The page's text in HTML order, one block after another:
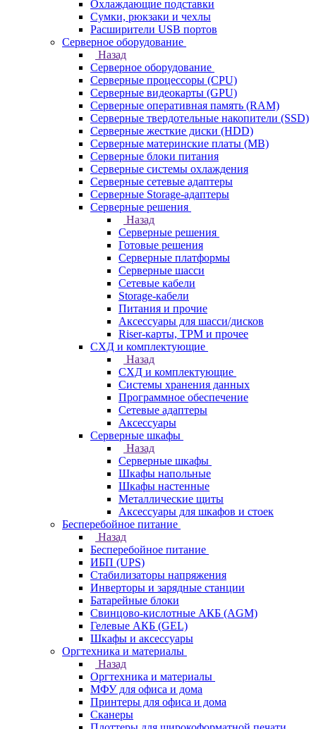
Охлаждающие подставки
Сумки, рюкзаки и чехлы
Расширители USB портов
Серверное оборудование
Назад
Серверное оборудование
Серверные процессоры (CPU)
Серверные видеокарты (GPU)
Серверные оперативная память (RAM)
Серверные твердотельные накопители (SSD)
Серверные жесткие диски (HDD)
Серверные материнские платы (MB)
Серверные блоки питания
Серверные системы охлаждения
Серверные сетевые адаптеры
Серверные Storage-адаптеры
Серверные решения
Назад
Серверные решения
Готовые решения
Серверные платформы
Серверные шасси
Сетевые кабели
Storage-кабели
Питания и прочие
Аксессуары для шасси/дисков
Riser-карты, TPM и прочее
СХД и комплектующие
Назад
СХД и комплектующие
Системы хранения данных
Программное обеспечение
Сетевые адаптеры
Аксессуары
Серверные шкафы
Назад
Серверные шкафы
Шкафы напольные
Шкафы настенные
Металлические щиты
Аксессуары для шкафов и стоек
Бесперебойное питание
Назад
Бесперебойное питание
ИБП (UPS)
Стабилизаторы напряжения
Инверторы и зарядные станции
Батарейные блоки
Свинцово-кислотные АКБ (AGM)
Гелевые АКБ (GEL)
Шкафы и аксессуары
Оргтехника и материалы
Назад
Оргтехника и материалы
МФУ для офиса и дома
Принтеры для офиса и дома
Сканеры